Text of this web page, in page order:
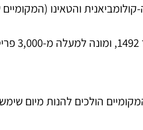
והטאינו (המקומיים
התערוכה הנרחבת מתוארכת לשנת 4000
הולכים להנות מיום